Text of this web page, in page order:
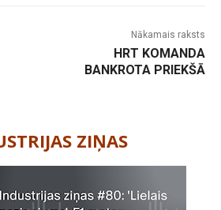
Nākamais raksts
HRT KOMANDA
BANKROTA PRIEKŠĀ
ZIŅAS